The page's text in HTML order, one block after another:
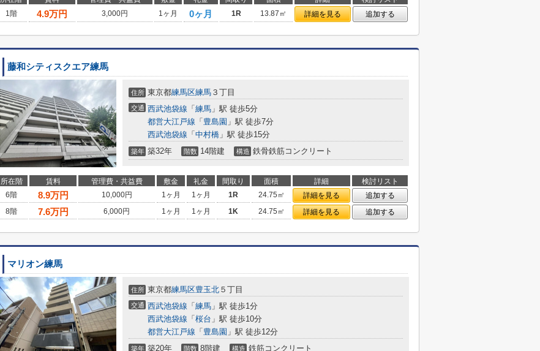
1階
4.9万円 3,000円 1ヶ月 0ヶ月 1R 13.87㎡ 詳細を見る 追加する
藤和シティスクエア練馬
住所 東京都練馬区練馬 ３丁目
交通 西武池袋線 「 練馬 」駅 徒歩5分
都営大江戸線 「 豊島園 」駅 徒歩7分
西武池袋線 「 中村橋 」駅 徒歩15分
築年 築32年 階数 14階建 構造 鉄骨鉄筋コンクリート
所在階 賃料 管理費・共益費 敷金 礼金 間取り 面積 詳細
検討リスト
6階
8.9万円 10,000円 1ヶ月 1ヶ月 1R 24.75㎡ 詳細を見る
追加する
8階
7.6万円 6,000円 1ヶ月 1ヶ月 1K 24.75㎡ 詳細を見る 追加する
マリオン練馬
住所 東京都練馬区豊玉北 ５丁目
交通 西武池袋線 「 練馬 」駅 徒歩1分
西武池袋線 「 桜台 」駅 徒歩10分
都営大江戸線 「 豊島園 」駅 徒歩12分
築年 築20年 階数 8階建 構造 鉄筋コンクリート